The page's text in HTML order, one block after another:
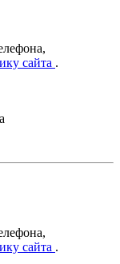
сайта .
сайта .